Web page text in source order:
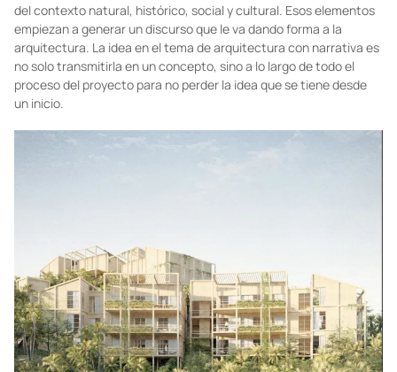
Mucho de la narrativa radica en resumir y plasmar ideas de una
manera concisa y clara. Es una herramienta que nos ayuda a
comunicar un concepto de forma transparente al cliente. A
nosotros nos gusta empezar los proyectos con la investigación
del contexto natural, histórico, social y cultural. Esos elementos
empiezan a generar un discurso que le va dando forma a la
arquitectura. La idea en el tema de arquitectura con narrativa es
no solo transmitirla en un concepto, sino a lo largo de todo el